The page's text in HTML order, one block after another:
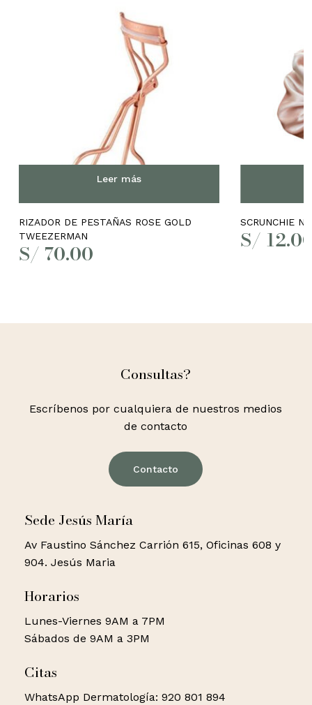
No hay productos en el
carrito.
Go to shop
Leer más
RIZADOR DE PESTAÑAS ROSE GOLD
TWEEZERMAN
S/ 70.00
SCRUNCHIE
S/
Consultas?
Escríbenos por cualquiera de nuestros medios
de contacto
Contacto
Sede Jesús María
Av Faustino Sánchez Carrión 615, Oficinas 608 y
904. Jesús Maria
Horarios
Lunes-Viernes 9AM a 7PM
Sábados de 9AM a 3PM
Citas
WhatsApp Dermatología: 920 801 894